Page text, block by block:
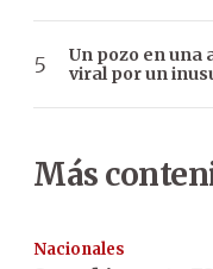
Un pozo en una
viral por un
Más
Nacionales